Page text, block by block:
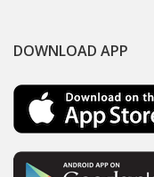
DOWNLOAD APP